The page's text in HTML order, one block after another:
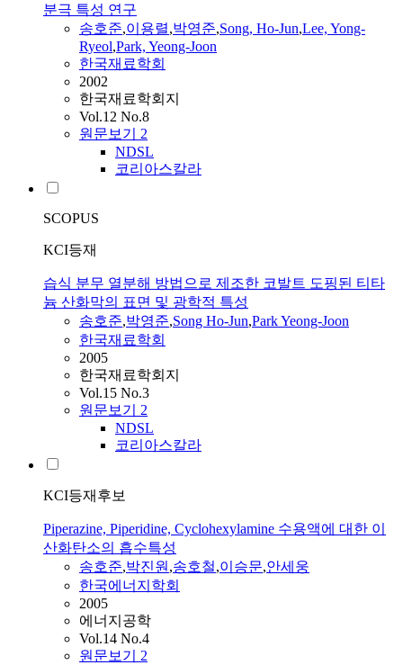
분극 특성 연구
송호준,이용렬,박영준,Song, Ho-Jun,Lee, Yong-
Ryeol,Park, Yeong-Joon
한국재료학회
2002
한국재료학회지
Vol.12 No.8
원문보기 2
NDSL
코리아스칼라
SCOPUS
KCI등재
습식 분무 열분해 방법으로 제조한 코발트 도핑된 티타
늄 산화막의 표면 및 광학적 특성
송호준,박영준,Song Ho-Jun,Park Yeong-Joon
한국재료학회
2005
한국재료학회지
Vol.15 No.3
원문보기 2
NDSL
코리아스칼라
KCI등재후보
Piperazine, Piperidine, Cyclohexylamine 수용액에 대한 이
산화탄소의 흡수특성
송호준,박진원,송호철,이승문,안세웅
한국에너지학회
2005
에너지공학
Vol.14 No.4
원문보기 2